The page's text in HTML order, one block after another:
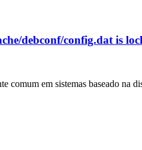
debconf/config.dat is
comum em sistemas baseado